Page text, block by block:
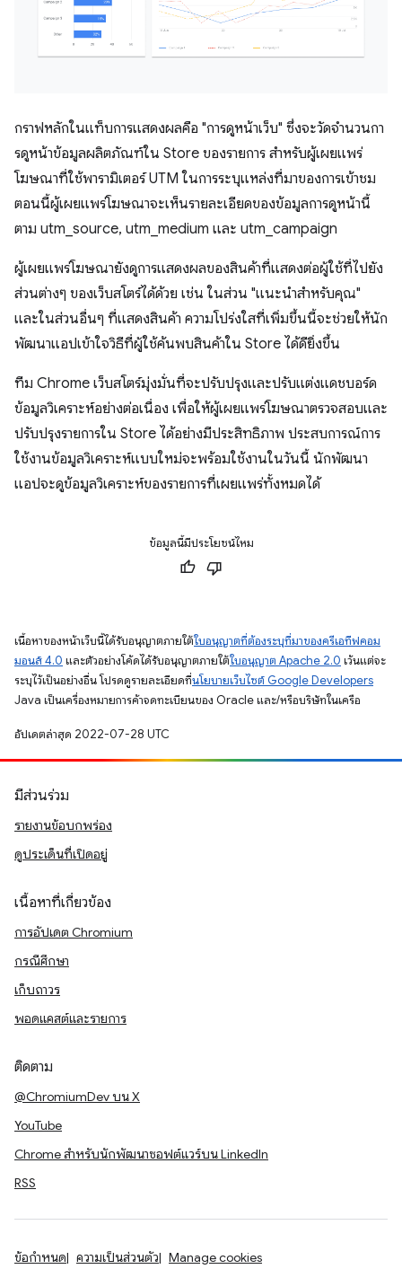
กราฟหลักในแท็บการแสดงผลคือ "การดูหน้าเว็บ" ซึ่งจะวัดจํานวนกา
รดูหน้าข้อมูลผลิตภัณฑ์ใน Store ของรายการ สําหรับผู้เผยแพร่
โฆษณาที่ใช้พารามิเตอร์ UTM ในการระบุแหล่งที่มาของการเข้าชม
ตอนนี้ผู้เผยแพร่โฆษณาจะเห็นรายละเอียดของข้อมูลการดูหน้านี้
ตาม utm_source, utm_medium และ utm_campaign
ผู้เผยแพร่โฆษณายังดูการแสดงผลของสินค้าที่แสดงต่อผู้ใช้ที่ไปยัง
ส่วนต่างๆ ของเว็บสโตร์ได้ด้วย เช่น ในส่วน "แนะนำสำหรับคุณ"
และในส่วนอื่นๆ ที่แสดงสินค้า ความโปร่งใสที่เพิ่มขึ้นนี้จะช่วยให้นัก
พัฒนาแอปเข้าใจวิธีที่ผู้ใช้ค้นพบสินค้าใน Store ได้ดียิ่งขึ้น
ทีม Chrome เว็บสโตร์มุ่งมั่นที่จะปรับปรุงและปรับแต่งแดชบอร์ด
ข้อมูลวิเคราะห์อย่างต่อเนื่อง เพื่อให้ผู้เผยแพร่โฆษณาตรวจสอบและ
ปรับปรุงรายการใน Store ได้อย่างมีประสิทธิภาพ ประสบการณ์การ
ใช้งานข้อมูลวิเคราะห์แบบใหม่จะพร้อมใช้งานในวันนี้ นักพัฒนา
แอปจะดูข้อมูลวิเคราะห์ของรายการที่เผยแพร่ทั้งหมดได้
ข้อมูลนี้มีประโยชน์ไหม
เนื้อหาของหน้าเว็บนี้ได้รับอนุญาตภายใต้ใบอนุญาตที่ต้องระบุที่มาของครีเอทีฟคอม
มอนส์ 4.0 และตัวอย่างโค้ดได้รับอนุญาตภายใต้ใบอนุญาต Apache 2.0 เว้นแต่จะ
ระบุไว้เป็นอย่างอื่น โปรดดูรายละเอียดที่นโยบายเว็บไซต์ Google Developers
Java เป็นเครื่องหมายการค้าจดทะเบียนของ Oracle และ/หรือบริษัทในเครือ
อัปเดตล่าสุด 2022-07-28 UTC
มีส่วนร่วม
รายงานข้อบกพร่อง
ดูประเด็นที่เปิดอยู่
เนื้อหาที่เกี่ยวข้อง
การอัปเดต Chromium
กรณีศึกษา
เก็บถาวร
พอดแคสต์และรายการ
ติดตาม
@ChromiumDev บน X
YouTube
Chrome สำหรับนักพัฒนาซอฟต์แวร์บน LinkedIn
RSS
ข้อกำหนด ความเป็นส่วนตัว Manage cookies